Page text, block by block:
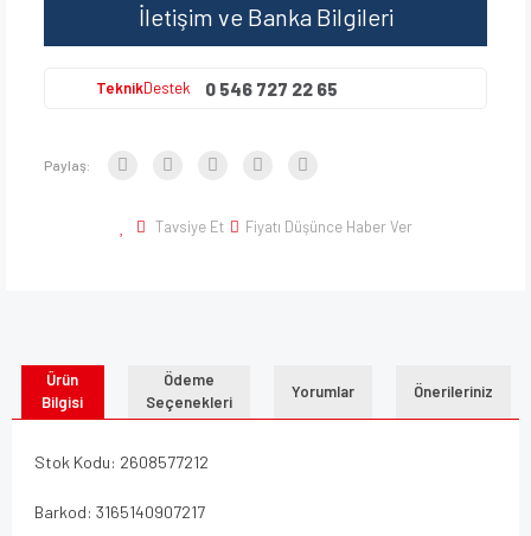
İletişim ve Banka Bilgileri
TeknikDestek 0 546 727 22 65
Paylaş:
Tavsiye Et Fiyatı Düşünce Haber Ver
Ürün
Bilgisi
Ödeme
Seçenekleri
Yorumlar Önerileriniz
Stok Kodu: 2608577212
Barkod: 3165140907217